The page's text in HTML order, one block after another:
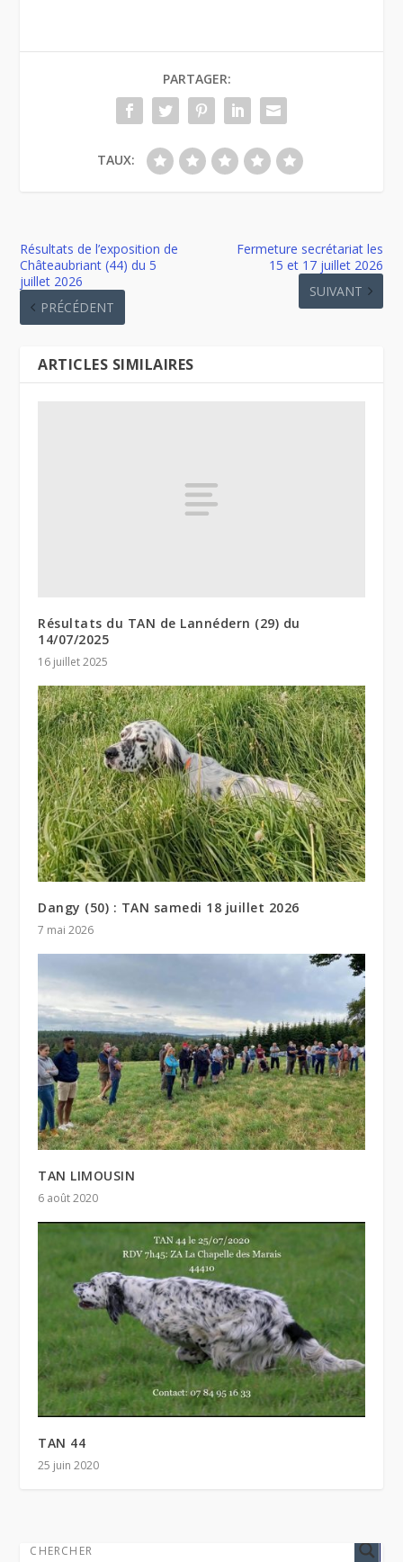
PARTAGER:
TAUX:
Résultats de l’exposition de
Châteaubriant (44) du 5
juillet 2026
PRÉCÉDENT
Fermeture secrétariat les
15 et 17 juillet 2026
SUIVANT
ARTICLES SIMILAIRES
Résultats du TAN de Lannédern (29) du
14/07/2025
16 juillet 2025
Dangy (50) : TAN samedi 18 juillet 2026
7 mai 2026
TAN LIMOUSIN
6 août 2020
TAN 44
25 juin 2020